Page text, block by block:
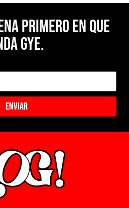
primero en Que
Gye.
Enviar